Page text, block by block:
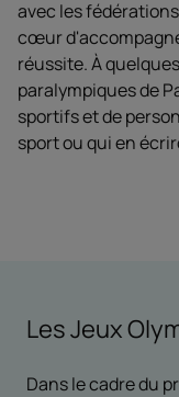
avec les
cœur
réussite. À
paralympiques de
sportifs et de
sport ou qui en
Les Jeux
Dans le cadre du